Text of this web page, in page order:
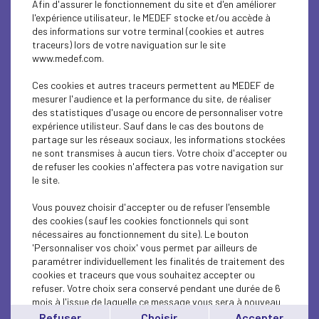
SOCIAL
ECONOMY
PROFESSIONAL TRAINING
SOCIAL
SOCIAL
SOCIAL
SOCIAL
SOCIAL
SOCIAL
Afin d'assurer le fonctionnement du site et d'en améliorer
l'expérience utilisateur, le MEDEF stocke et/ou accède à
des informations sur votre terminal (cookies et autres
traceurs) lors de votre naviguation sur le site
www.medef.com.
Ces cookies et autres traceurs permettent au MEDEF de
mesurer l'audience et la performance du site, de réaliser
des statistiques d'usage ou encore de personnaliser votre
expérience utilisteur. Sauf dans le cas des boutons de
partage sur les réseaux sociaux, les informations stockées
ne sont transmises à aucun tiers. Votre choix d'accepter ou
de refuser les cookies n'affectera pas votre navigation sur
le site.
Vous pouvez choisir d'accepter ou de refuser l'ensemble
des cookies (sauf les cookies fonctionnels qui sont
nécessaires au fonctionnement du site). Le bouton
'Personnaliser vos choix' vous permet par ailleurs de
paramétrer individuellement les finalités de traitement des
cookies et traceurs que vous souhaitez accepter ou
refuser. Votre choix sera conservé pendant une durée de 6
mois à l'issue de laquelle ce message vous sera à nouveau
affiché..